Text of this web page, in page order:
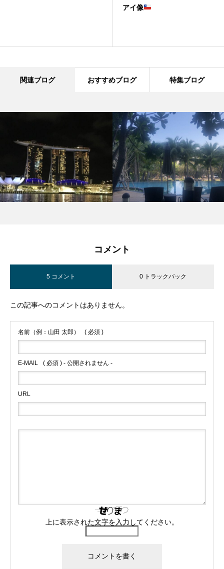
アイ像
関連ブログ おすすめブログ 特集ブログ
コメント
5 コメント 0 トラックバック
この記事へのコメントはありません。
名前（例：山田 太郎） ( 必須 )
E-MAIL ( 必須 ) - 公開されません -
URL
上に表示された文字を入力してください。